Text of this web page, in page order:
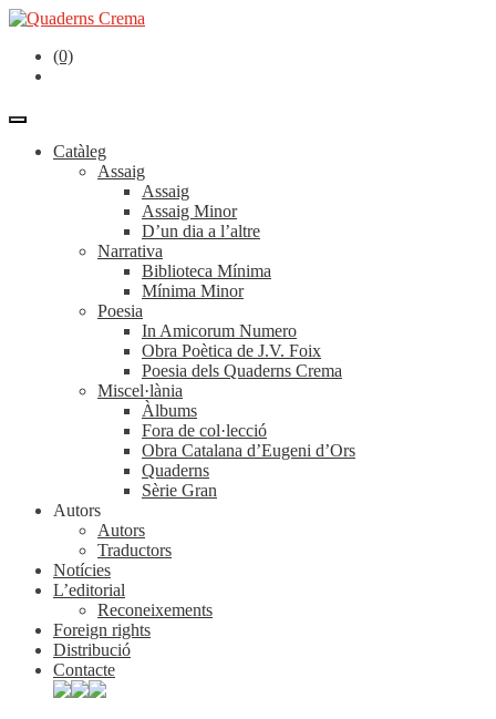
(0)
Catàleg
Assaig
Assaig
Assaig Minor
D’un dia a l’altre
Narrativa
Biblioteca Mínima
Mínima Minor
Poesia
In Amicorum Numero
Obra Poètica de J.V. Foix
Poesia dels Quaderns Crema
Miscel·lània
Àlbums
Fora de col·lecció
Obra Catalana d’Eugeni d’Ors
Quaderns
Sèrie Gran
Autors
Autors
Traductors
Notícies
L’editorial
Reconeixements
Foreign rights
Distribució
Contacte